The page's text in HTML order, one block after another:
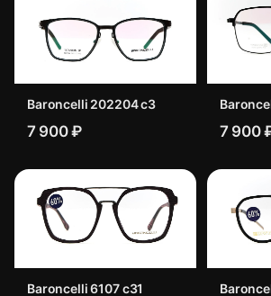
Baroncelli 202204 c3
7 900 ₽ 7 900
Baroncelli 6107 c31